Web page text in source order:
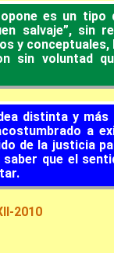
es un tipo
salvaje”, sin
y
sin voluntad
distinta y
a
de la justicia
que el
2010